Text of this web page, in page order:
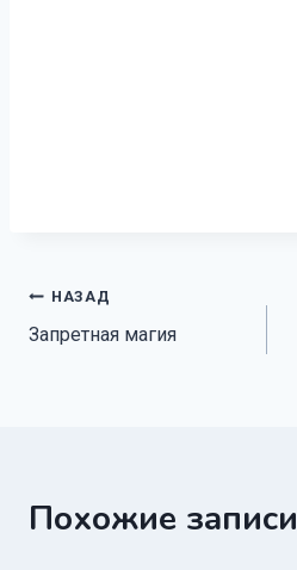
Навигация
по
НАЗАД
Запретная магия
Похожие записи